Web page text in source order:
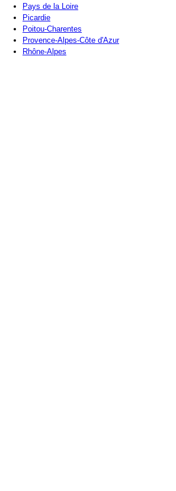
Pays de la Loire
Picardie
Poitou-Charentes
Provence-Alpes-Côte d'Azur
Rhône-Alpes